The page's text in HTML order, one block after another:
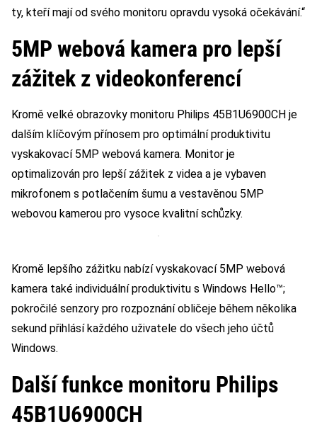
ty, kteří mají od svého monitoru opravdu vysoká očekávání.“
5MP webová kamera pro lepší
zážitek z videokonferencí
Kromě velké obrazovky monitoru Philips 45B1U6900CH je
dalším klíčovým přínosem pro optimální produktivitu
vyskakovací 5MP webová kamera. Monitor je
optimalizován pro lepší zážitek z videa a je vybaven
mikrofonem s potlačením šumu a vestavěnou 5MP
webovou kamerou pro vysoce kvalitní schůzky.
Kromě lepšího zážitku nabízí vyskakovací 5MP webová
kamera také individuální produktivitu s Windows Hello™;
pokročilé senzory pro rozpoznání obličeje během několika
sekund přihlásí každého uživatele do všech jeho účtů
Windows.
Další funkce monitoru Philips
45B1U6900CH